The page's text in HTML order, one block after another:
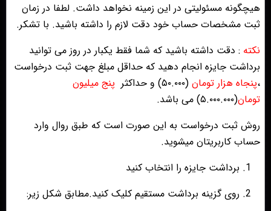
هیچگونه مسئولیتی در این زمینه نخواهد داشت. لطفا در زمان
ثبت مشخصات حساب خود دقت لازم را داشته باشید. با تشکر.
نکته : دقت داشته باشید که شما فقط یکبار در روز می توانید
برداشت جایزه انجام دهید که حداقل مبلغ جهت ثبت درخواست
،پنجاه هزار تومان (۵۰.۰۰۰) و حداکثر پنج میلیون
تومان(۵.۰۰۰.۰۰۰)
می باشد.
روش ثبت درخواست به این صورت است که طبق روال وارد
حساب کاربریتان میشوید.
1. برداشت جایزه را انتخاب کنید
2. روی گزینه برداشت مستقیم کلیک کنید.مطابق شکل زیر: